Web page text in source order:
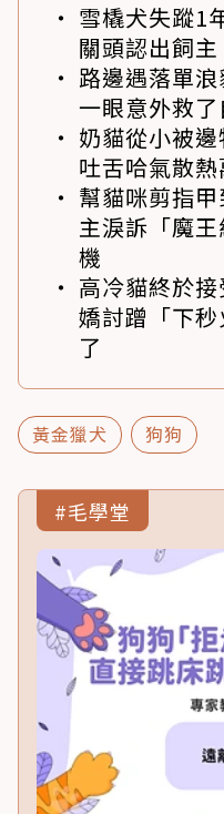
雪橇犬失蹤1
關頭認出飼
路邊遇落單
一眼意外救
奶貓從小被
吐舌哈氣散
幫貓咪剪指
主淚訴「魔
機
高冷貓終於
嬌討蹭「下
了
黃金獵犬 狗狗
#毛學堂